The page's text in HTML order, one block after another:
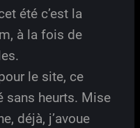
été c’est la
à la fois de
le site, ce
sans heurts. Mise
déjà, j’avoue